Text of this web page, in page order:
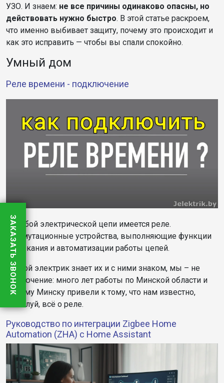
УЗО. И знаем: не все причины одинаково опасны, но
действовать нужно быстро. В этой статье раскроем,
что именно выбивает защиту, почему это происходит и
как это исправить — чтобы вы спали спокойно.
Умный дом
Реле времени - подключение
В любой электрической цепи имеется реле.
Коммутационные устройства, выполняющие функции
замыкания и автоматизации работы цепей.
Любой электрик знает их и с ними знаком, мы – не
исключение: много лет работы по Минской области и
самому Минску привели к тому, что нам известно,
пожалуй, всё о реле.
Руководство по интеграции Zigbee Home
Automation (ZHA) с Home Assistant
ЗАКАЗАТЬ ЗВОНОК